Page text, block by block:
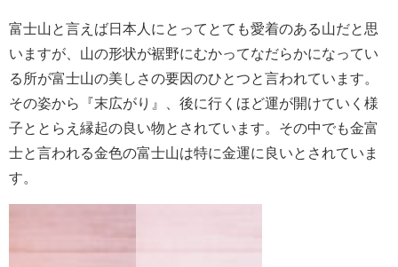
富士山と言えば日本人にとってとても愛着のある山だと思
いますが、山の形状が裾野にむかってなだらかになってい
る所が富士山の美しさの要因のひとつと言われています。
その姿から『末広がり』、後に行くほど運が開けていく様
子ととらえ縁起の良い物とされています。その中でも金富
士と言われる金色の富士山は特に金運に良いとされていま
す。